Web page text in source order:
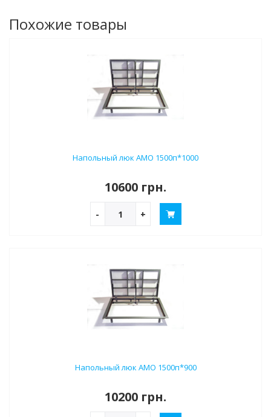
Похожие товары
Напольный люк АМО 1500п*1000
10600 грн.
- +
Напольный люк АМО 1500п*900
10200 грн.